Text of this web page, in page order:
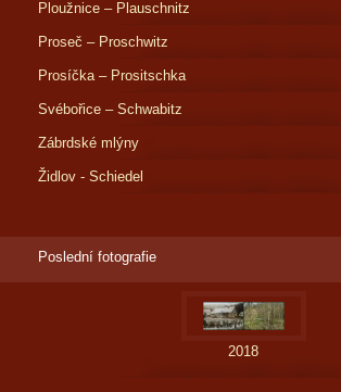
Ploužnice – Plauschnitz
Proseč – Proschwitz
Prosíčka – Prositschka
Svébořice – Schwabitz
Zábrdské mlýny
Židlov - Schiedel
Poslední fotografie
2018